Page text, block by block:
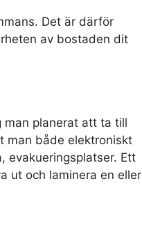
Det är därför
av bostaden dit
planerat att ta till
man både elektroniskt
evakueringsplatser. Ett
ut och laminera en eller